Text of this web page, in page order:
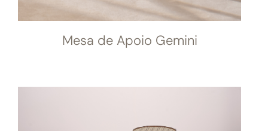
Mesa de Apoio Gemini